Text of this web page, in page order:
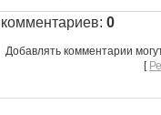
комментариев: 0
Добавлять комментарии
[